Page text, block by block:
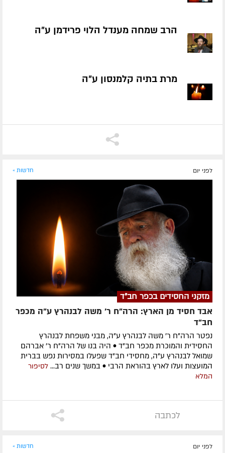
הרב שמחה מענדל הלוי פרידמן ע״ה
מרת בתיה קלמנסון ע״ה
לפני יום חדשות »
מזקני החסידים בכפר חב"ד
אבד חסיד מן הארץ: הרה"ח ר' משה לבנהרץ ע"ה מכפר
חב"ד
נפטר הרה"ח ר' משה לבנהרץ ע"ה, מבני משפחת לבנהרץ
החסידית והמוכרת מכפר חב"ד • היה בנו של הרה"ח ר' אברהם
שמואל לבנהרץ ע"ה, מחסידי חב"ד שפעלו במסירות נפש בברית
המועצות ועלו לארץ בהוראת הרבי • במשך שנים רב... לסיפור
המלא
לכתבה
לפני יום חדשות »